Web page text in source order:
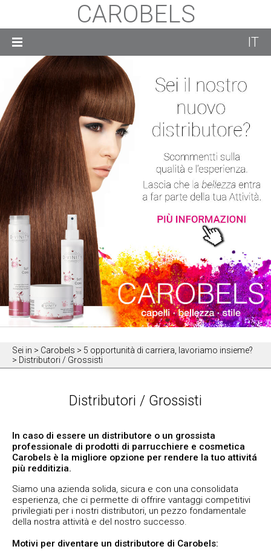
CAROBELS
IT
Sei in > Carobels > 5 opportunità di carriera, lavoriamo insieme?
> Distributori / Grossisti
Distributori / Grossisti
In caso di essere un distributore o un grossista
professionale di prodotti di parrucchiere e cosmetica
Carobels è la migliore opzione per rendere la tuo attivitá
più redditizia.
Siamo una azienda solida, sicura e con una consolidata
esperienza, che ci permette di offrire vantaggi competitivi
privilegiati per i nostri distributori, un pezzo fondamentale
della nostra attività e del nostro successo.
Motivi per diventare un distributore di Carobels: